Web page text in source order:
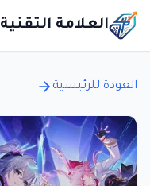
العلامة التقنية
العودة للرئيسية